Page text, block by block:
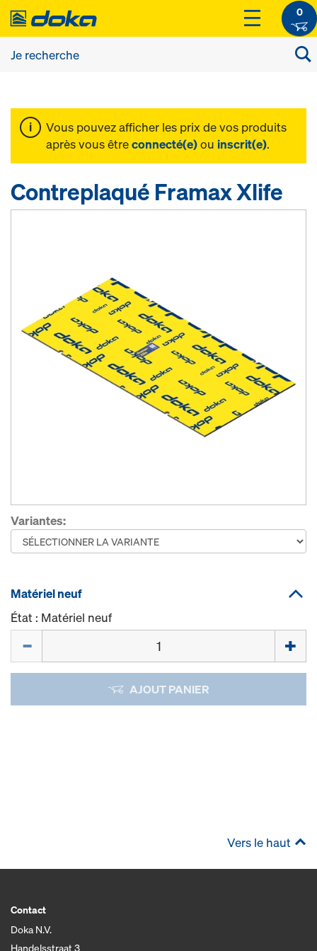
0
Vous pouvez afficher les prix de vos produits
après vous êtreconnecté(e)ou inscrit(e).
Contreplaqué Framax Xlife
Variantes:
Matériel neuf
État : Matériel neuf
AJOUT PANIER
Vers le haut
Contact
Doka N.V.
Handelsstraat 3